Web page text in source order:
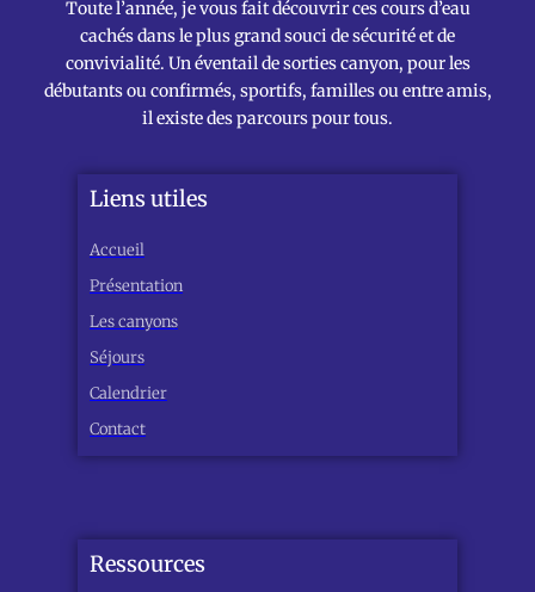
Toute l’année, je vous fait découvrir ces cours d’eau
cachés dans le plus grand souci de sécurité et de
convivialité. Un éventail de sorties canyon, pour les
débutants ou confirmés, sportifs, familles ou entre amis,
il existe des parcours pour tous.
Liens utiles
Accueil
Présentation
Les canyons
Séjours
Calendrier
Contact
Ressources